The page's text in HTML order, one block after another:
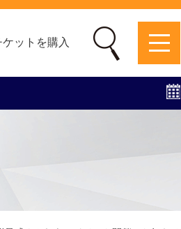
ケットを購入